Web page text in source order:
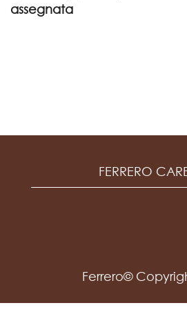
assegnata
FERRERO
Ferrero©